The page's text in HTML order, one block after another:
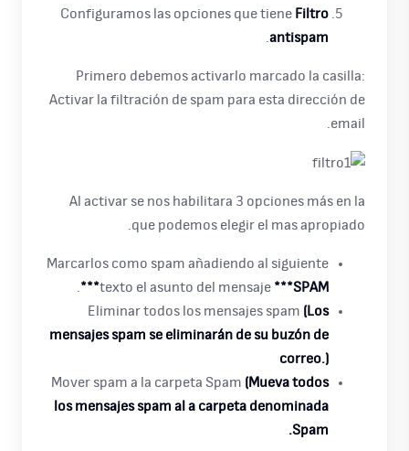
Configuramos las opciones que tiene Filtro
antispam
Primero debemos activarlo marcado la casilla:
Activar la filtración de spam para esta dirección de
email.
Al activar se nos habilitara 3 opciones más en la
que podemos elegir el mas apropiado.
Marcarlos como spam añadiendo al siguiente
texto el asunto del mensaje ***SPAM***
Eliminar todos los mensajes spam (Los
mensajes spam se eliminarán de su buzón de
correo.)
Mover spam a la carpeta Spam (Mueva todos
los mensajes spam al a carpeta denominada
Spam.